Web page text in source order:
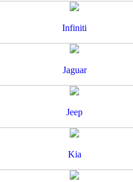
Infiniti
Jaguar
Jeep
Kia